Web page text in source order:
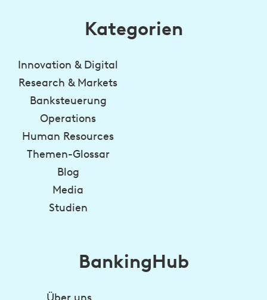
Kategorien
Innovation & Digital
Research & Markets
Banksteuerung
Operations
Human Resources
Themen-Glossar
Blog
Media
Studien
BankingHub